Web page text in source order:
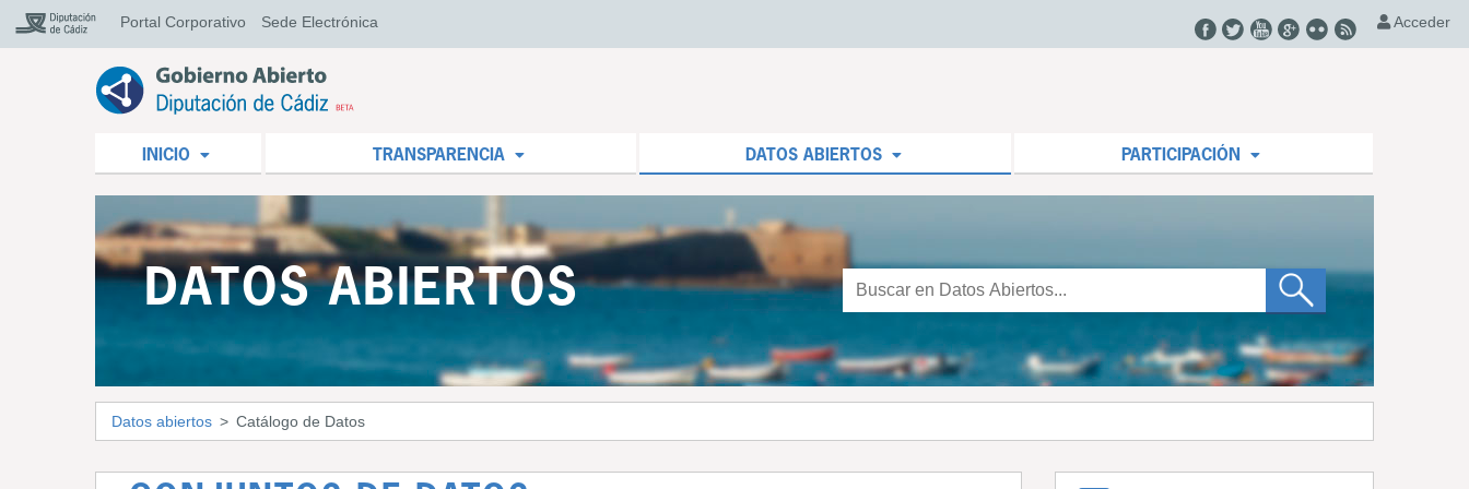
Portal Corporativo Sede Electrónica Acceder
INICIO TRANSPARENCIA DATOS ABIERTOS PARTICIPACIÓN
DATOS ABIERTOS
Datos abiertos Catálogo de Datos